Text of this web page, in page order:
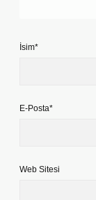
İsim*
E-Posta*
Web Sitesi